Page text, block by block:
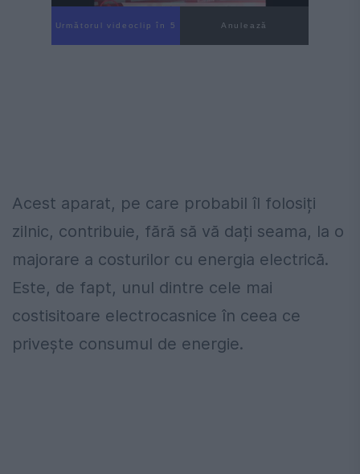
Următorul videoclip în 4 Anulează
Acest aparat, pe care probabil îl folosiți
zilnic, contribuie, fără să vă dați seama, la o
majorare a costurilor cu energia electrică.
Este, de fapt, unul dintre cele mai
costisitoare electrocasnice în ceea ce
privește consumul de energie.